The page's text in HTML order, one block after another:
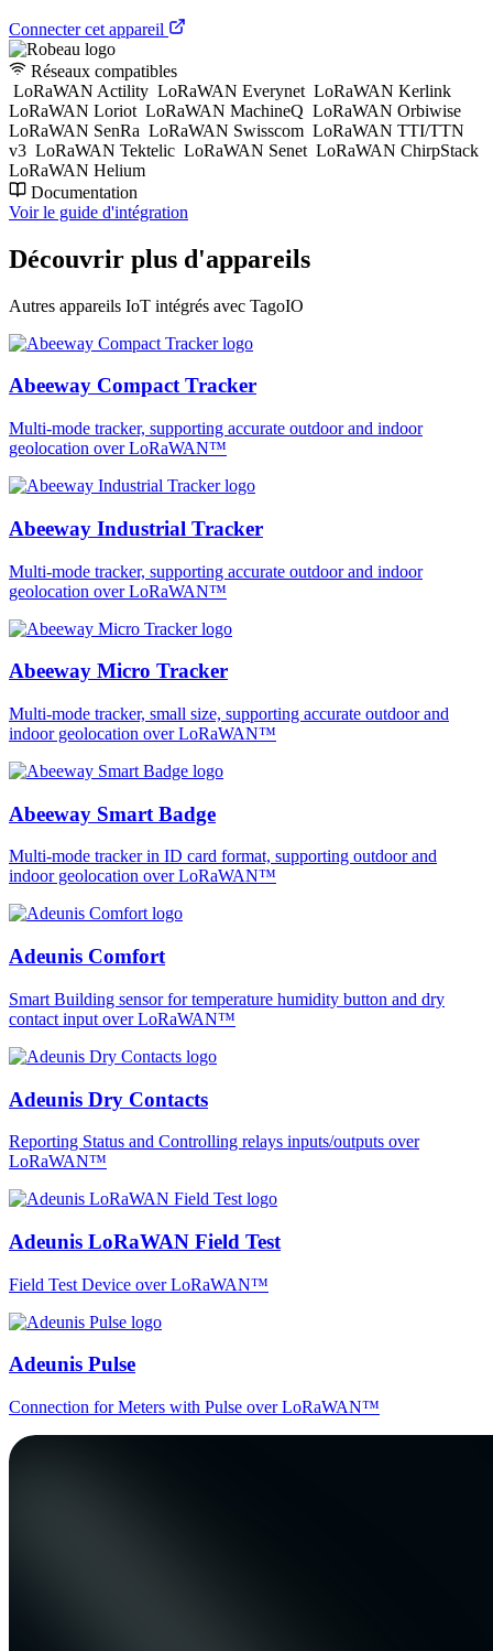
Connecter cet appareil
Réseaux compatibles
LoRaWAN Actility LoRaWAN Everynet LoRaWAN Kerlink
LoRaWAN Loriot LoRaWAN MachineQ LoRaWAN Orbiwise
LoRaWAN SenRa LoRaWAN Swisscom LoRaWAN TTI/TTN
v3 LoRaWAN Tektelic LoRaWAN Senet LoRaWAN ChirpStack
LoRaWAN Helium
Documentation
Voir le guide d'intégration
Découvrir plus d'appareils
Autres appareils IoT intégrés avec TagoIO
Abeeway Compact Tracker
Multi-mode tracker, supporting accurate outdoor and indoor
geolocation over LoRaWAN™
Abeeway Industrial Tracker
Multi-mode tracker, supporting accurate outdoor and indoor
geolocation over LoRaWAN™
Abeeway Micro Tracker
Multi-mode tracker, small size, supporting accurate outdoor and
indoor geolocation over LoRaWAN™
Abeeway Smart Badge
Multi-mode tracker in ID card format, supporting outdoor and
indoor geolocation over LoRaWAN™
Adeunis Comfort
Smart Building sensor for temperature humidity button and dry
contact input over LoRaWAN™
Adeunis Dry Contacts
Reporting Status and Controlling relays inputs/outputs over
LoRaWAN™
Adeunis LoRaWAN Field Test
Field Test Device over LoRaWAN™
Adeunis Pulse
Connection for Meters with Pulse over LoRaWAN™